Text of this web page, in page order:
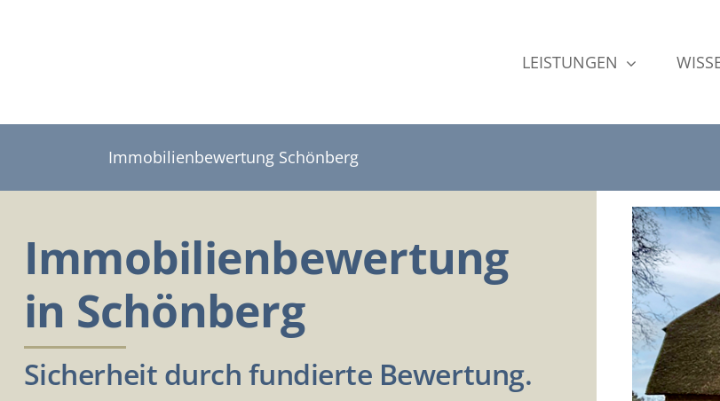
LEISTUNGEN
Immobilienbewertung Schönberg
Immobilienbewertung
in Schönberg
Sicherheit durch fundierte Bewertung.